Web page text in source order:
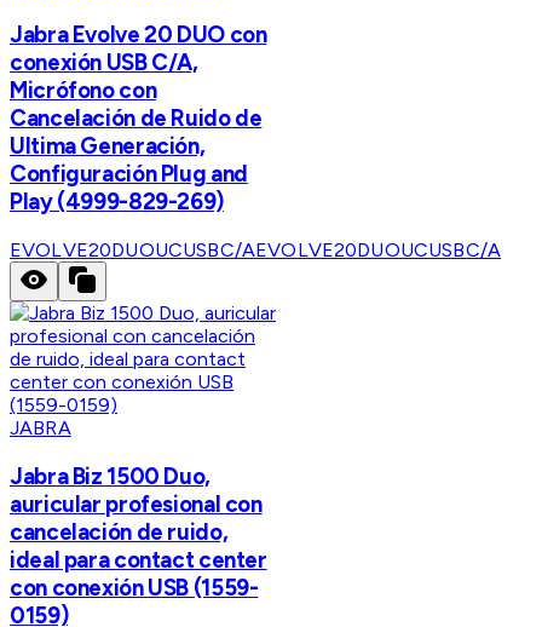
Jabra Evolve 20 DUO con
conexión USB C/A,
Micrófono con
Cancelación de Ruido de
Ultima Generación,
Configuración Plug and
Play (4999-829-269)
EVOLVE20DUOUCUSBC/AEVOLVE20DUOUCUSBC/A
JABRA
Jabra Biz 1500 Duo,
auricular profesional con
cancelación de ruido,
ideal para contact center
con conexión USB (1559-
0159)